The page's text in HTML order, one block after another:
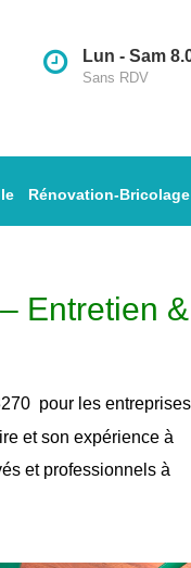
Lun - Sam
Sans RDV
Rénovation-Bricolage
Entretien
pour les
et son expérience à
et professionnels à